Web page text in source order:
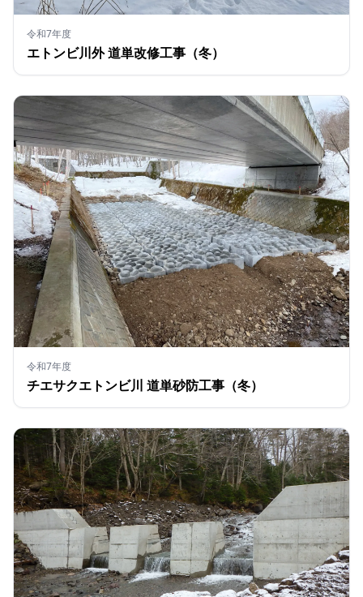
令和7年度
エトンビ川外 道単改修工事（冬）
令和7年度
チエサクエトンビ川 道単砂防工事（冬）